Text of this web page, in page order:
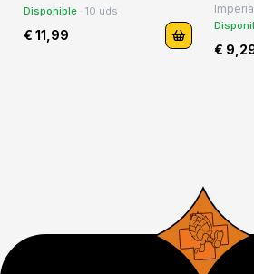
Disponible ·10 uds
€ 11,99
€